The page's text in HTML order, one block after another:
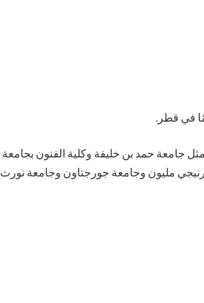
في قطر.
جامعة حمد بن خليفة وكلية الفنون بجامعة
مليون وجامعة جورجتاون وجامعة نورث